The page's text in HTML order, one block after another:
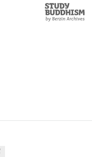
Study
Buddhism
أديرة